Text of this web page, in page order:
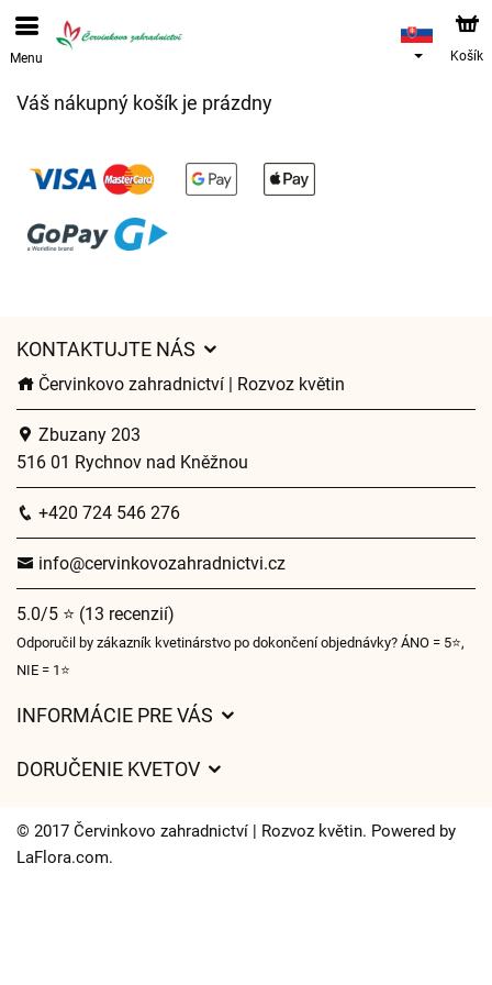
Objednávky prijímame prostredníctvom nášho e-shopu.
Najskorší možný termín doručenia je od 12.8.2026 z
Menu Košík
Váš nákupný košík je prázdny
KONTAKTUJTE NÁS
Červinkovo zahradnictví | Rozvoz květin
Zbuzany 203
516 01 Rychnov nad Kněžnou
+420 724 546 276
info@cervinkovozahradnictvi.cz
5.0/5 ⭐ (13 recenzií)
Odporučil by zákazník kvetinárstvo po dokončení objednávky? ÁNO = 5⭐,
NIE = 1⭐
INFORMÁCIE PRE VÁS
Časy doručenia kvetov – prehľad možností
DORUČENIE KVETOV
Kam doručujeme kvety
© 2017 Červinkovo zahradnictví | Rozvoz květin. Powered by
LaFlora.com.